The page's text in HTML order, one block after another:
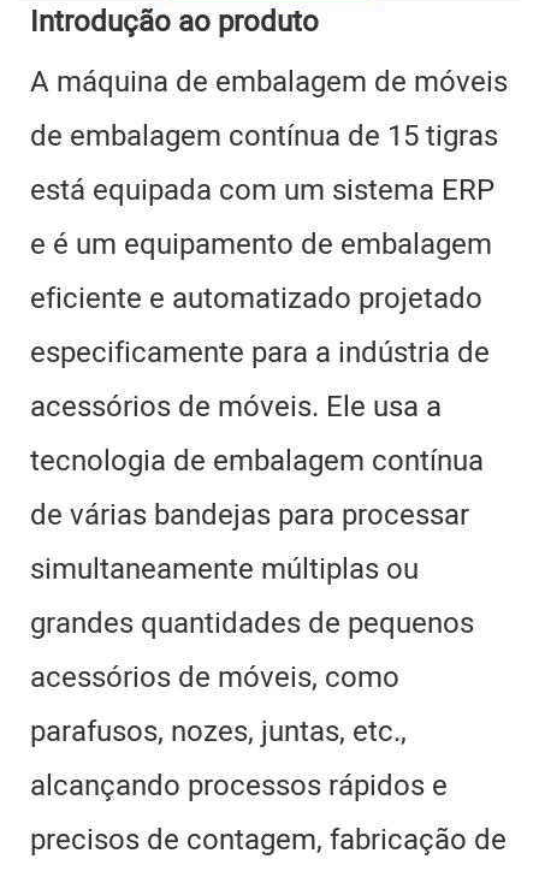
Introdução ao produto
A máquina de embalagem de móveis
de embalagem contínua de 15 tigras
está equipada com um sistema ERP
e é um equipamento de embalagem
eficiente e automatizado projetado
especificamente para a indústria de
acessórios de móveis. Ele usa a
tecnologia de embalagem contínua
de várias bandejas para processar
simultaneamente múltiplas ou
grandes quantidades de pequenos
acessórios de móveis, como
parafusos, nozes, juntas, etc.,
alcançando processos rápidos e
precisos de contagem, fabricação de